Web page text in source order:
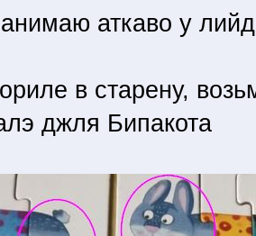
аткаво у
в старену,
джля Бипакота